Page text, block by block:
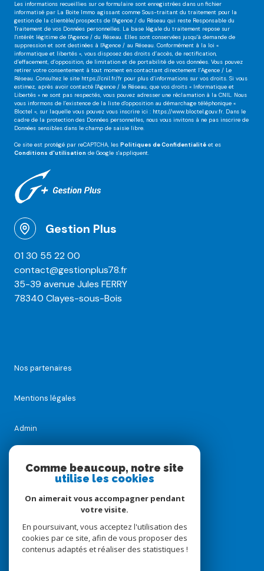
Les informations recueillies sur ce formulaire sont enregistrées dans un fichier
informatisé par La Boite Immo agissant comme Sous-traitant du traitement pour la
gestion de la clientèle/prospects de l'Agence / du Réseau qui reste Responsable du
Traitement de vos Données personnelles. La base légale du traitement repose sur
l'intérêt légitime de l'Agence / du Réseau. Elles sont conservées jusqu'à demande de
suppression et sont destinées à l'Agence / au Réseau. Conformément à la loi «
informatique et libertés », vous disposez des droits d’accès, de rectification,
d’effacement, d’opposition, de limitation et de portabilité de vos données. Vous pouvez
retirer votre consentement à tout moment en contactant directement l’Agence / Le
Réseau. Consultez le site https://cnil.fr/fr pour plus d’informations sur vos droits. Si vous
estimez, après avoir contacté l'Agence / le Réseau, que vos droits « Informatique et
Libertés » ne sont pas respectés, vous pouvez adresser une réclamation à la CNIL. Nous
vous informons de l’existence de la liste d'opposition au démarchage téléphonique «
Bloctel », sur laquelle vous pouvez vous inscrire ici : https://www.bloctel.gouv.fr. Dans le
cadre de la protection des Données personnelles, nous vous invitons à ne pas inscrire de
Données sensibles dans le champ de saisie libre.
Ce site est protégé par reCAPTCHA, les Politiques de Confidentialité et es
Conditions d'utilisation de Google s'appliquent.
Gestion Plus
01 30 55 22 00
contact@gestionplus78.fr
35-39 avenue Jules FERRY
78340 Clayes-sous-Bois
Nos partenaires
Mentions légales
Admin
Comme beaucoup, notre site
utilise les cookies
On aimerait vous accompagner pendant
votre visite.
En poursuivant, vous acceptez l'utilisation des
cookies par ce site, afin de vous proposer des
contenus adaptés et réaliser des statistiques !